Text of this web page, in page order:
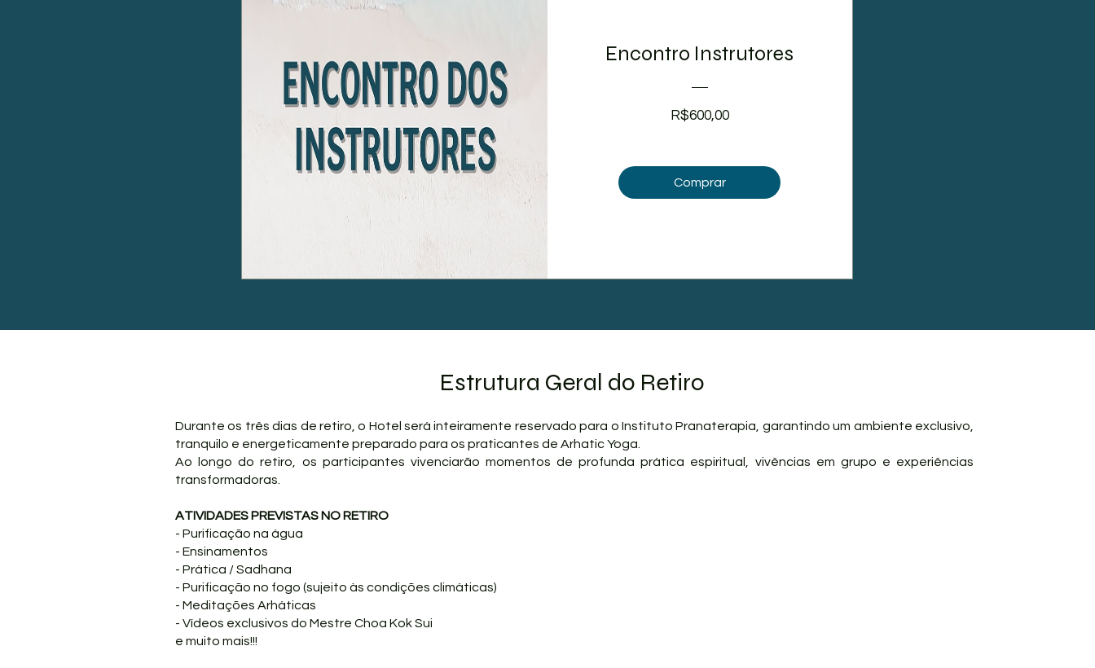
Encontro Instrutores
R$600,00Preço
Comprar
Estrutura Geral do Retiro
Durante os três dias de retiro, o Hotel será inteiramente reservado para o Instituto Pranaterapia, garantindo um ambiente exclusivo,
tranquilo e energeticamente preparado para os praticantes de Arhatic Yoga.
Ao longo do retiro, os participantes vivenciarão momentos de profunda prática espiritual, vivências em grupo e experiências
transformadoras.
ATIVIDADES PREVISTAS NO RETIRO
- Purificação na água
- Ensinamentos
- Prática / Sadhana
- Purificação no fogo (sujeito às condições climáticas)
- Meditações Arháticas
- Vídeos exclusivos do Mestre Choa Kok Sui
e muito mais!!!